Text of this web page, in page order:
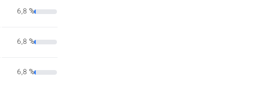
6,8 %
6,8 %
6,8 %